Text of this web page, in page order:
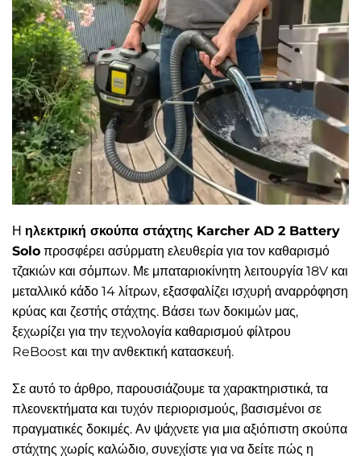
Η ηλεκτρική σκούπα στάχτης Karcher AD 2 Battery
Solo προσφέρει ασύρματη ελευθερία για τον καθαρισμό
τζακιών και σόμπων. Με μπαταριοκίνητη λειτουργία 18V και
μεταλλικό κάδο 14 λίτρων, εξασφαλίζει ισχυρή αναρρόφηση
κρύας και ζεστής στάχτης. Βάσει των δοκιμών μας,
ξεχωρίζει για την τεχνολογία καθαρισμού φίλτρου
ReBoost και την ανθεκτική κατασκευή.
Σε αυτό το άρθρο, παρουσιάζουμε τα χαρακτηριστικά, τα
πλεονεκτήματα και τυχόν περιορισμούς, βασισμένοι σε
πραγματικές δοκιμές. Αν ψάχνετε για μια αξιόπιστη σκούπα
στάχτης χωρίς καλώδιο, συνεχίστε για να δείτε πώς η